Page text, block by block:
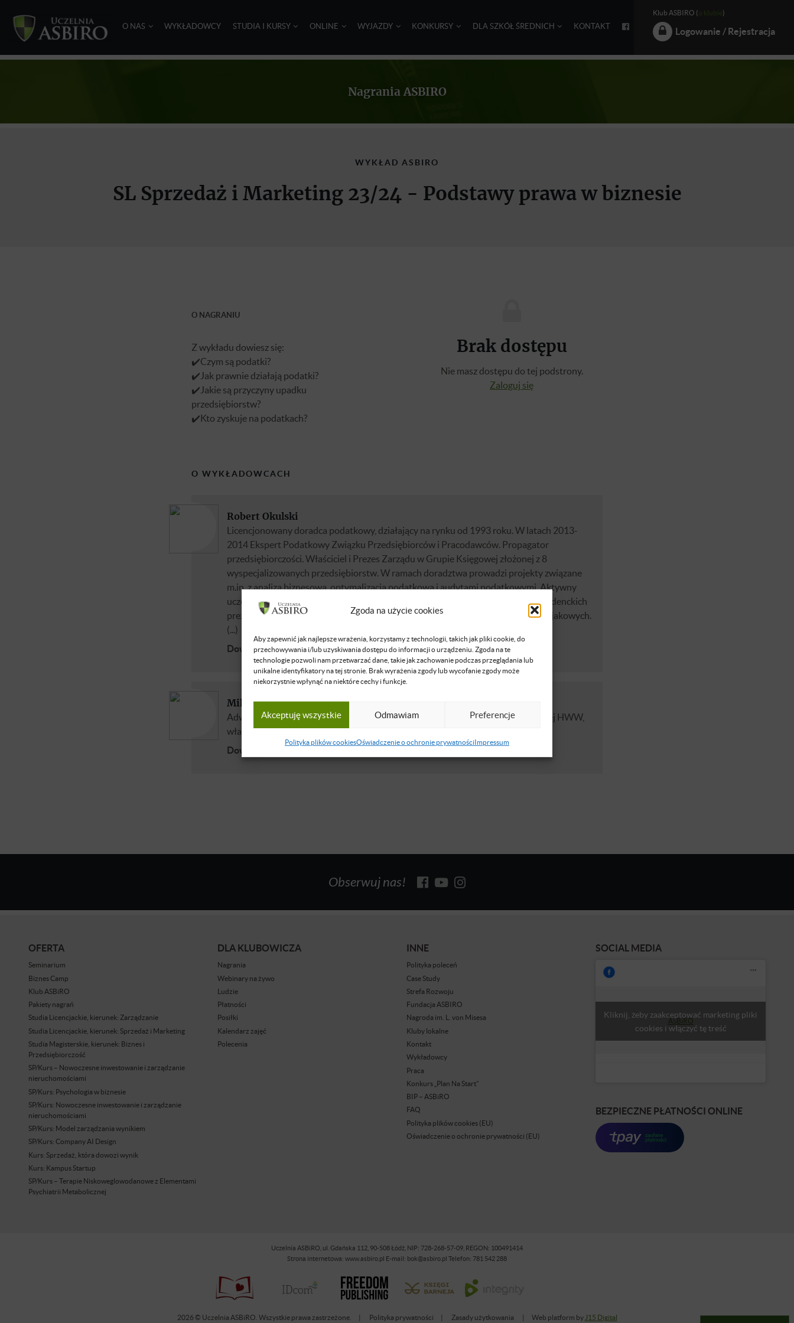
Zgoda na użycie cookies
Aby zapewnić jak najlepsze wrażenia, korzystamy z technologii, takich jak pliki cookie, do
przechowywania i/lub uzyskiwania dostępu do informacji o urządzeniu. Zgoda na te
technologie pozwoli nam przetwarzać dane, takie jak zachowanie podczas przeglądania lub
unikalne identyfikatory na tej stronie. Brak wyrażenia zgody lub wycofanie zgody może
niekorzystnie wpłynąć na niektóre cechy i funkcje.
Akceptuję wszystkie Odmawiam Preferencje
Polityka plików cookiesOświadczenie o ochronie prywatnościImpressum
O NAS WYKŁADOWCY STUDIA I KURSY ONLINE WYJAZDY KONKURSY DLA SZKÓŁ ŚREDNICH KONTAKT
Klub ASBIRO ( o klubie)
Logowanie / Rejestracja
Nagrania ASBIRO
WYKŁAD ASBIRO
SL Sprzedaż i Marketing 23/24 - Podstawy prawa w biznesie
O NAGRANIU
Z wykładu dowiesz się:
✔️Czym są podatki?
✔️Jak prawnie działają podatki?
✔️Jakie są przyczyny upadku
przedsiębiorstw?
✔️Kto zyskuje na podatkach?
Brak dostępu
Nie masz dostępu do tej podstrony.
Zaloguj się
O WYKŁADOWCACH
Robert Okulski
Licencjonowany doradca podatkowy, działający na rynku od 1993 roku. W latach 2013-
2014 Ekspert Podatkowy Związku Przedsiębiorców i Pracodawców. Propagator
przedsiębiorczości. Właściciel i Prezes Zarządu w Grupie Księgowej złożonej z 8
wyspecjalizowanych przedsiębiorstw. W ramach doradztwa prowadzi projekty związane
m.in. z analizą biznesową, optymalizacją podatkową i audytami podatkowymi. Aktywny
uczestnik dyskusji podatkowych i gospodarczych na "GoldenLine”. W czasach studenckich
prezes AKT OECONOMICUS – jednego z największych warszawskich klubów kajakowych.
(...)
Dowiedz się więcej
Mikołaj Hewelt
Adwokat, doradca podatkowy i restrukturyzacyjny, wspólnik w kancelarii prawnej HWW,
właściciel Strzelnicy FSO.
Dowiedz się więcej
Obserwuj nas!
OFERTA
Seminarium
Biznes Camp
Klub ASBiRO
Pakiety nagrań
Studia Licencjackie, kierunek: Zarządzanie
Studia Licencjackie, kierunek: Sprzedaż i Marketing
Studia Magisterskie, kierunek: Biznes i
Przedsiębiorczość
SP/Kurs – Nowoczesne inwestowanie i zarządzanie
nieruchomościami
SP/Kurs: Psychologia w biznesie
SP/Kurs: Nowoczesne inwestowanie i zarządzanie
nieruchomościami
SP/Kurs: Model zarządzania wynikiem
SP/Kurs: Company AI Design
Kurs: Sprzedaż, która dowozi wynik
Kurs: Kampus Startup
SP/Kurs – Terapie Niskoweglowodanowe z Elementami
Psychiatrii Metabolicznej
DLA KLUBOWICZA
Nagrania
Webinary na żywo
Ludzie
Płatności
Posiłki
Kalendarz zajęć
Polecenia
INNE
Polityka poleceń
Case Study
Strefa Rozwoju
Fundacja ASBIRO
Nagroda im. L. von Misesa
Kluby lokalne
Kontakt
Wykładowcy
Praca
Konkurs „Plan Na Start”
BIP – ASBiRO
FAQ
Polityka plików cookies (EU)
Oświadczenie o ochronie prywatności (EU)
SOCIAL MEDIA
ASBiRO
Kliknij, żeby zaakceptować marketing pliki
cookies i włączyć tę treść
BEZPIECZNE PŁATNOŚCI ONLINE
Uczelnia ASBiRO, ul. Gdańska 112, 90-508 Łódź, NIP: 728-268-57-09, REGON: 100491414
Strona internetowa: www.asbiro.pl E-mail: bok@asbiro.pl Telefon: 781 542 288
2026 © Uczelnia ASBiRO. Wszystkie prawa zastrzeżone. Polityka prywatności Zasady użytkowania Web platform by J15 Digital